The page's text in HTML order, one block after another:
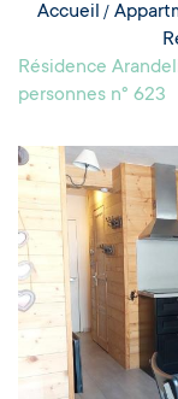
Accueil
Résidence
personnes n° 623